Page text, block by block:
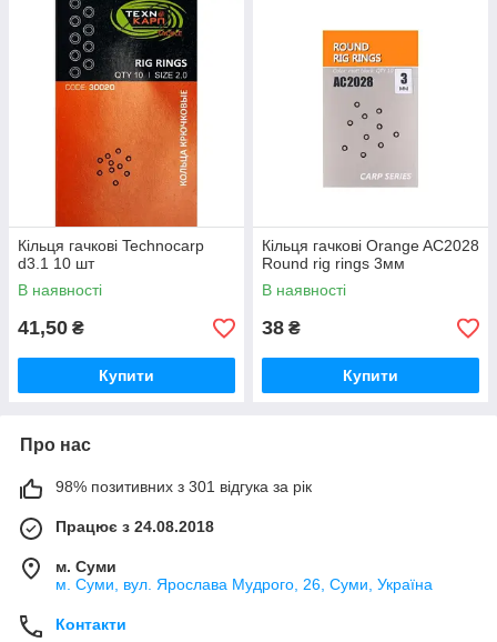
Кільця гачкові Technocarp
d3.1 10 шт
В наявності
41,50 ₴
Купити
Кільця гачкові Orange AC2028
Round rig rings 3мм
В наявності
38 ₴
Купити
Про нас
98% позитивних з 301 відгука за рік
Працює з 24.08.2018
м. Суми
м. Суми, вул. Ярослава Мудрого, 26, Суми, Україна
Контакти